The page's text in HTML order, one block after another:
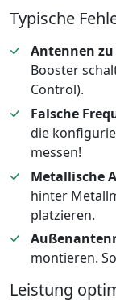
Typische
Antennen
Booster
Control).
Falsche
die
messen!
Metallische
hinter
platzieren.
montieren.
Leistung